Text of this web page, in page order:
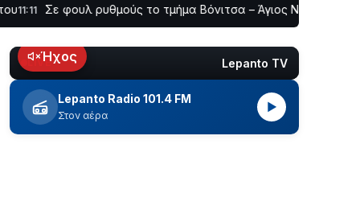
ρυθμούς το τμήμα Βόνιτσα – Άγιος Νικόλαος | Αυτοψία
LIVE Lepanto TV
Ήχος
Lepanto Radio 101.4 FM
Στον αέρα
▶